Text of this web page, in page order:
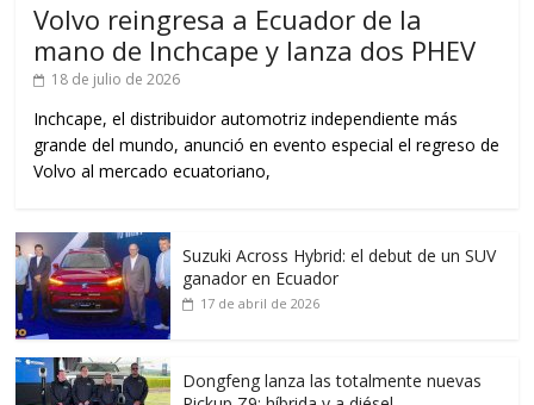
Volvo reingresa a Ecuador de la
mano de Inchcape y lanza dos PHEV
18 de julio de 2026
Inchcape, el distribuidor automotriz independiente más
grande del mundo, anunció en evento especial el regreso de
Volvo al mercado ecuatoriano,
Suzuki Across Hybrid: el debut de un SUV
ganador en Ecuador
17 de abril de 2026
Dongfeng lanza las totalmente nuevas